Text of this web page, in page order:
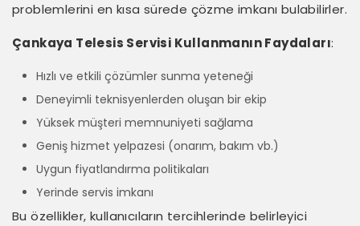
problemlerini en kısa sürede çözme imkanı bulabilirler.
Çankaya Telesis Servisi Kullanmanın Faydaları:
Hızlı ve etkili çözümler sunma yeteneği
Deneyimli teknisyenlerden oluşan bir ekip
Yüksek müşteri memnuniyeti sağlama
Geniş hizmet yelpazesi (onarım, bakım vb.)
Uygun fiyatlandırma politikaları
Yerinde servis imkanı
Bu özellikler, kullanıcıların tercihlerinde belirleyici